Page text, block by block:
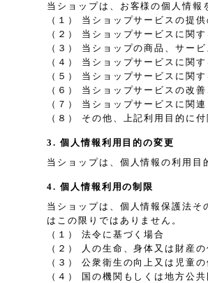
当ショップは、お客様の個人情報
（１） 当ショップサービスの提供
（２） 当ショップサービスに関
（３） 当ショップの商品、サー
（４） 当ショップサービスに関
（５） 当ショップサービスに関
（６） 当ショップサービスの改
（７） 当ショップサービスに関
（８） その他、上記利用目的に
3. 個人情報利用目的の変更
当ショップは、個人情報の利用目
4. 個人情報利用の制限
当ショップは、個人情報保護法
はこの限りではありません。
（１） 法令に基づく場合
（２） 人の生命、身体又は財産
（３） 公衆衛生の向上又は児童
（４） 国の機関もしくは地方公